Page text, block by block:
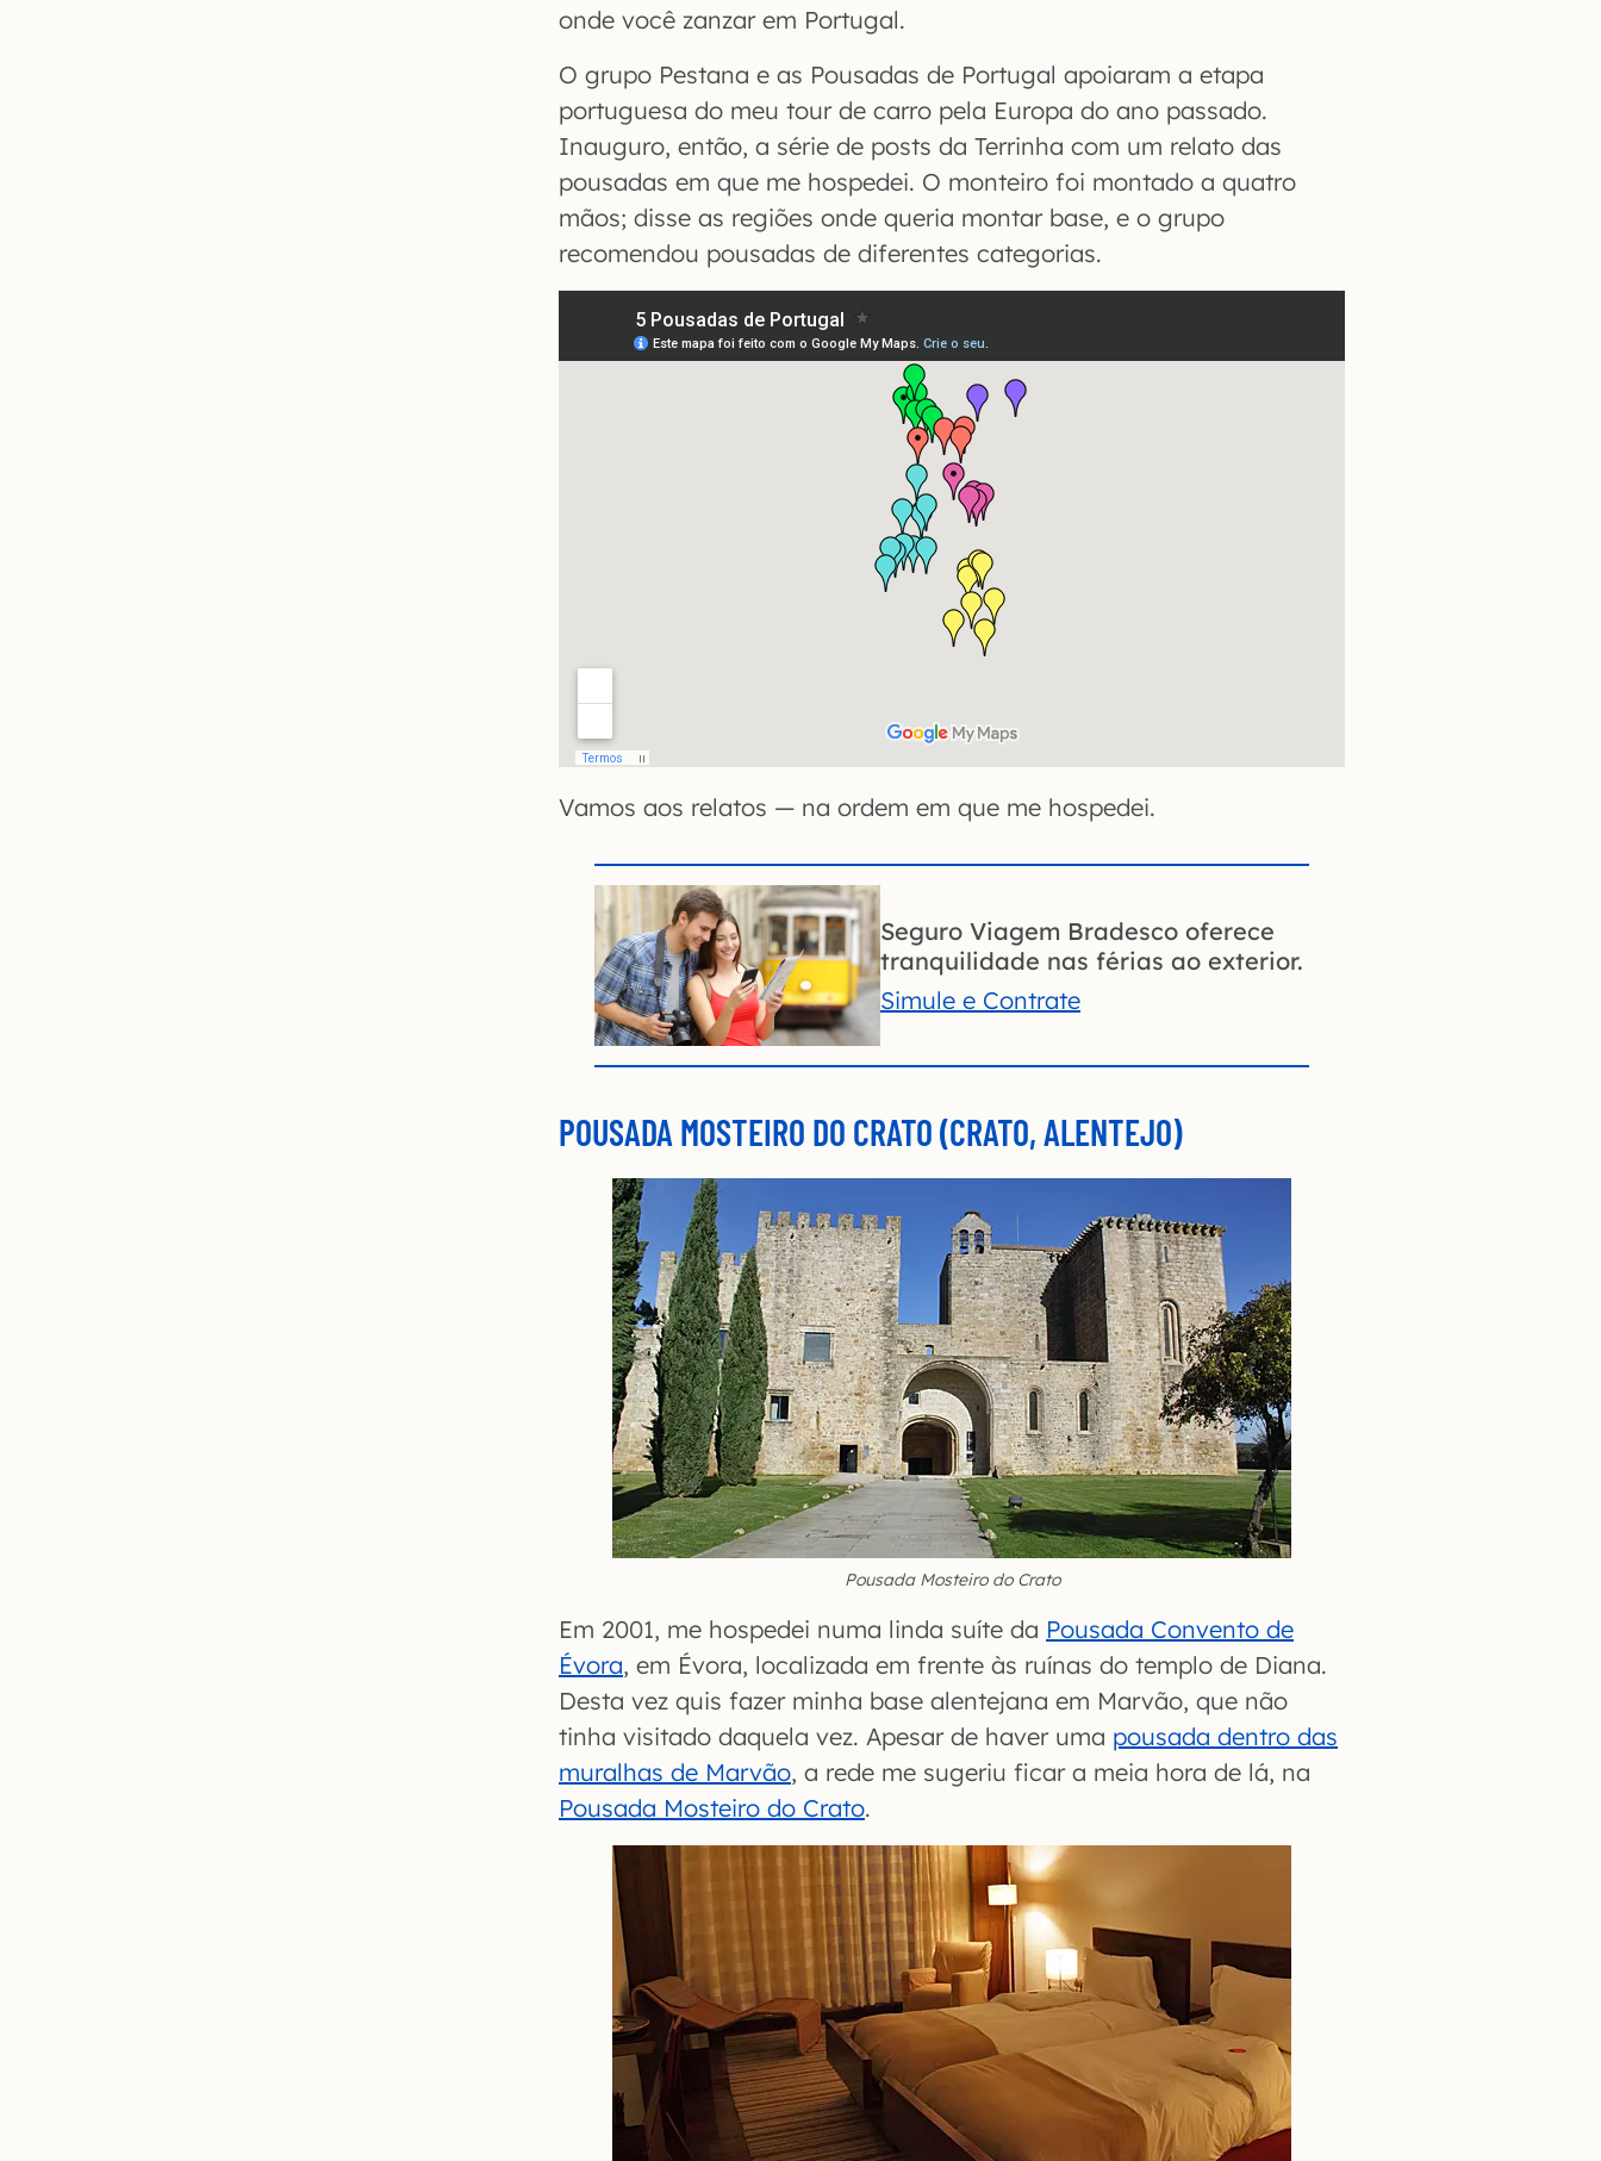
onde você zanzar em Portugal.
O grupo Pestana e as Pousadas de Portugal apoiaram a etapa
portuguesa do meu tour de carro pela Europa do ano passado.
Inauguro, então, a série de posts da Terrinha com um relato das
pousadas em que me hospedei. O monteiro foi montado a quatro
mãos; disse as regiões onde queria montar base, e o grupo
recomendou pousadas de diferentes categorias.
Vamos aos relatos — na ordem em que me hospedei.
Seguro Viagem Bradesco oferece
tranquilidade nas férias ao exterior.
Simule e Contrate
POUSADA MOSTEIRO DO CRATO (CRATO, ALENTEJO)
Pousada Mosteiro do Crato
Em 2001, me hospedei numa linda suíte da Pousada Convento de
Évora, em Évora, localizada em frente às ruínas do templo de Diana.
Desta vez quis fazer minha base alentejana em Marvão, que não
tinha visitado daquela vez. Apesar de haver uma pousada dentro das
muralhas de Marvão, a rede me sugeriu ficar a meia hora de lá, na
Pousada Mosteiro do Crato.